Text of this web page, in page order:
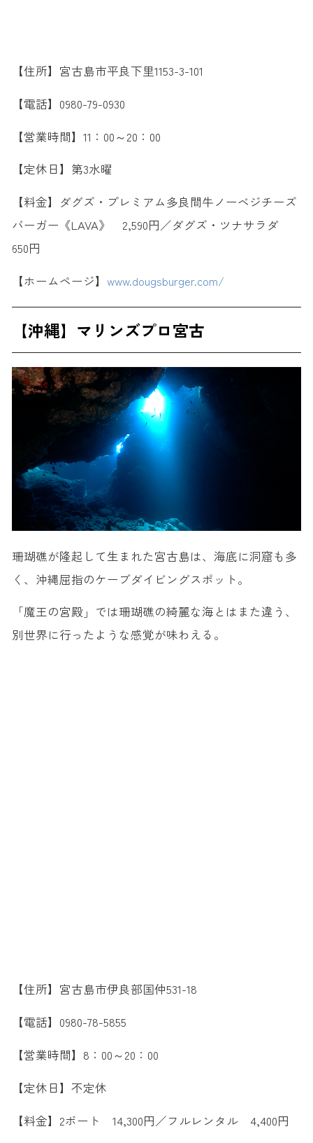
【住所】宮古島市平良下里1153-3-101
【電話】0980-79-0930
【営業時間】11：00～20：00
【定休日】第3水曜
【料金】ダグズ・プレミアム多良間牛ノーベジチーズ
バーガー《LAVA》 2,590円／ダグズ・ツナサラダ
650円
【ホームページ】 www.dougsburger.com/
【沖縄】マリンズプロ宮古
珊瑚礁が隆起して生まれた宮古島は、海底に洞窟も多
く、沖縄屈指のケーブダイビングスポット。
「魔王の宮殿」では珊瑚礁の綺麗な海とはまた違う、
別世界に行ったような感覚が味わえる。
【住所】宮古島市伊良部国仲531-18
【電話】0980-78-5855
【営業時間】8：00～20：00
【定休日】不定休
【料金】2ボート 14,300円／フルレンタル 4,400円